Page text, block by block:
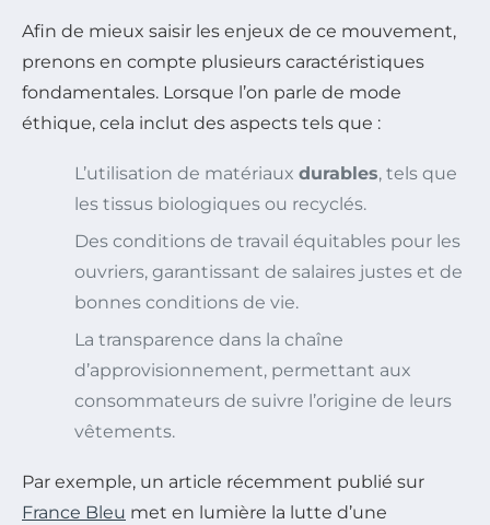
Afin de mieux saisir les enjeux de ce mouvement,
prenons en compte plusieurs caractéristiques
fondamentales. Lorsque l’on parle de mode
éthique, cela inclut des aspects tels que :
L’utilisation de matériaux durables, tels que
les tissus biologiques ou recyclés.
Des conditions de travail équitables pour les
ouvriers, garantissant de salaires justes et de
bonnes conditions de vie.
La transparence dans la chaîne
d’approvisionnement, permettant aux
consommateurs de suivre l’origine de leurs
vêtements.
Par exemple, un article récemment publié sur
France Bleu met en lumière la lutte d’une